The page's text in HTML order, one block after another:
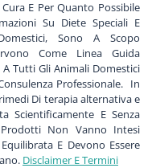
E Per Quanto Possibile
Su Diete Speciali E
Sono A Scopo
Come Linea Guida
Tutti Gli Animali Domestici
Professionale. In
Di terapia alternativa e
Scientificamente E Senza
Non Vanno Intesi
E Devono Essere
Disclaimer E Termini